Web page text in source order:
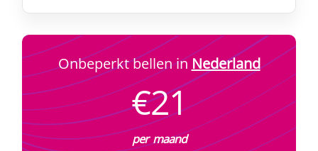
Onbeperkt bellen inNederland
€21
per maand